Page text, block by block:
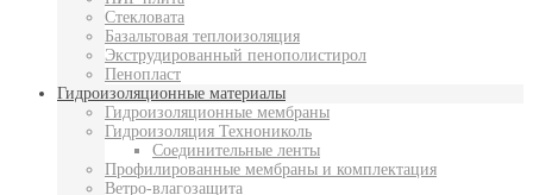
Стекловата
Базальтовая теплоизоляция
Экструдированный пенополистирол
Пенопласт
Гидроизоляционные материалы
Гидроизоляционные мембраны
Гидроизоляция Технониколь
Соединительные ленты
Профилированные мембраны и комплектация
Ветро-влагозащита